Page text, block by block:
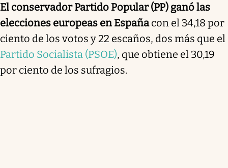
El conservador Partido Popular (PP) ganó las
elecciones europeas en Españacon el 34,18 por
ciento de los votos y 22 escaños, dos más que el
Partido Socialista (PSOE), que obtiene el 30,19
por ciento de los sufragios.